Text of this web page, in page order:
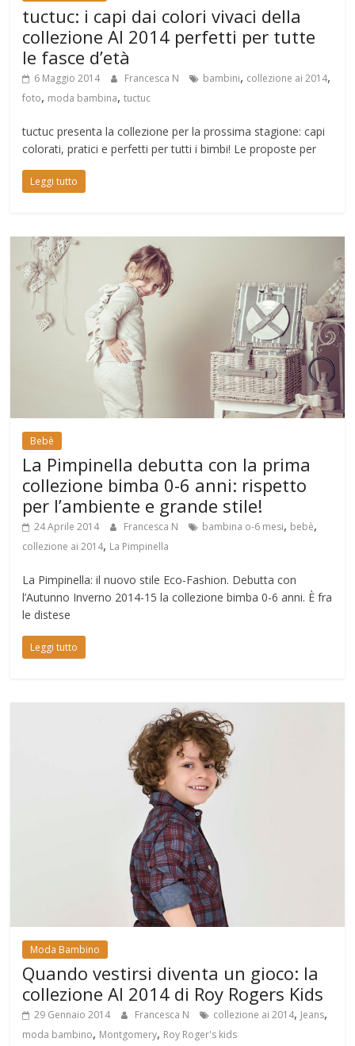
tuctuc: i capi dai colori vivaci della
collezione AI 2014 perfetti per tutte
le fasce d’età
6 Maggio 2014 Francesca N bambini, collezione ai 2014,
foto, moda bambina,tuctuc
tuctuc presenta la collezione per la prossima stagione: capi
colorati, pratici e perfetti per tutti i bimbi! Le proposte per
Leggi tutto
Bebè
La Pimpinella debutta con la prima
collezione bimba 0-6 anni: rispetto
per l’ambiente e grande stile!
24 Aprile 2014 Francesca N bambina o-6 mesi, bebè,
collezione ai 2014, La Pimpinella
La Pimpinella: il nuovo stile Eco-Fashion. Debutta con
l’Autunno Inverno 2014-15 la collezione bimba 0-6 anni. È fra
le distese
Leggi tutto
Moda Bambino
Quando vestirsi diventa un gioco: la
collezione AI 2014 di Roy Rogers Kids
29 Gennaio 2014 Francesca N collezione ai 2014, Jeans,
moda bambino, Montgomery, Roy Roger's kids